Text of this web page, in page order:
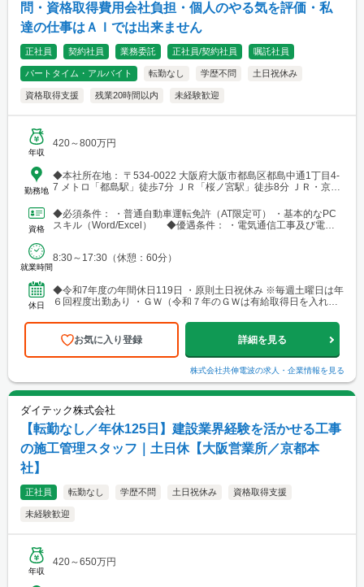
問・資格取得費用会社負担・個人のやる気を評価・私
達の仕事はＡＩでは出来ません
正社員 契約社員 業務委託 正社員/契約社員 嘱託社員
パートタイム・アルバイト 転勤なし 学歴不問 土日祝休み
資格取得支援 残業20時間以内 未経験歓迎
年収
420～800万円
勤務地
◆本社所在地： 〒534-0022 大阪府大阪市都島区都島中通1丁目4-
7 メトロ「都島駅」徒歩7分 ＪＲ「桜ノ宮駅」徒歩8分 ＪＲ・京
資格
◆必須条件： ・普通自動車運転免許（AT限定可） ・基本的なPC
スキル（Word/Excel） ◆優遇条件： ・電気通信工事及び電気
就業時間
8:30～17:30（休憩：60分）
休日
◆令和7年度の年間休日119日 ・原則土日祝休み ※毎週土曜日は年
６回程度出勤あり ・ＧＷ（令和７年のＧＷは有給取得日を入れて
お気に入り登録 詳細を見る
株式会社共伸電波の求人・企業情報を見る
ダイテック株式会社
【転勤なし／年休125日】建設業界経験を活かせる工事
の施工管理スタッフ｜土日休【大阪営業所／京都本
社】
正社員 転勤なし 学歴不問 土日祝休み 資格取得支援
未経験歓迎
年収
420～650万円